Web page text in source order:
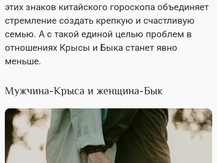
этих знаков китайского гороскопа объединяет
стремление создать крепкую и счастливую
семью. А с такой единой целью проблем в
отношениях Крысы и Быка станет явно
меньше.
Мужчина-Крыса и женщина-Бык